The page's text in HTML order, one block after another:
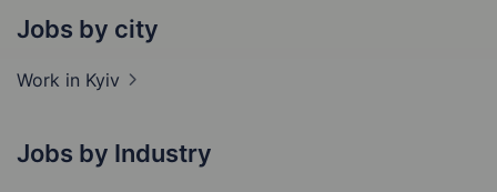
Jobs by city
Work in Kyiv
Jobs by Industry